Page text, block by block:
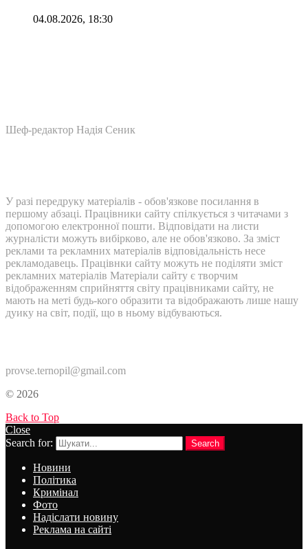
04.08.2026, 18:30
Шеф-редактор Надія Сеник
У разі передруку матеріалів - обов'язкове посилання в
першому абзаці. Працівники сайту спілкується з читачами з
допомогою електронної пошти. Відповідати на листи
журналісти можуть вибірково, але не обов'язково. За зміст
реклами та рекламних матеріалів відповідальність несе
рекламодавець. Працівнки сайту можуть не поділяти зміст
рекламних матеріалів Матеріали сайту є творчим
відображенням сприйняття світу працівниками сайту, не
мають на меті будь-кого образити та відображають лише нашу
дуику на світ, події, що в ньому відбуваються.
provse.ternopil@gmail.com
© 2026
Back to Top
Close
Search for:
Search
Новини
Політика
Кримінал
Фото
Надіслати новину
Реклама на сайті